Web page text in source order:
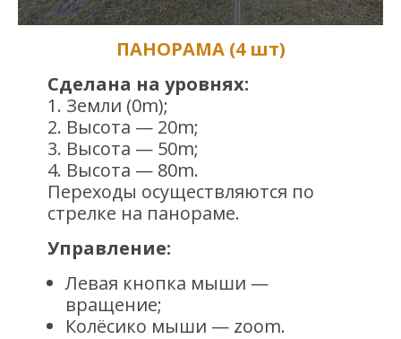
ПАНОРАМА (4 шт)
Сделана на уровнях:
1. Земли (0m);
2. Высота — 20m;
3. Высота — 50m;
4. Высота — 80m.
Переходы осуществляются по
стрелке на панораме.
Управление:
Левая кнопка мыши —
вращение;
Колёсико мыши — zoom.